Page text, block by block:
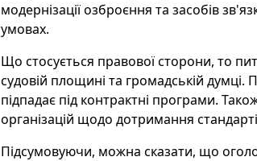
модернізації озброєння та засобів
умовах.
Що стосується правової сторони, то
судовій площині та громадській думці.
підпадає під контрактні програми.
організацій щодо дотримання
Підсумовуючи, можна сказати, що